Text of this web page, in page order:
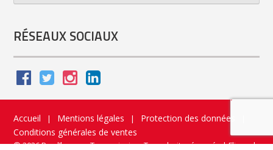
Email *
RÉSEAUX SOCIAUX
Accueil | Mentions légales | Protection des données
Conditions générales de ventes
© 2026 Prud’homme Transmission. Tous droits réservés|Flippad